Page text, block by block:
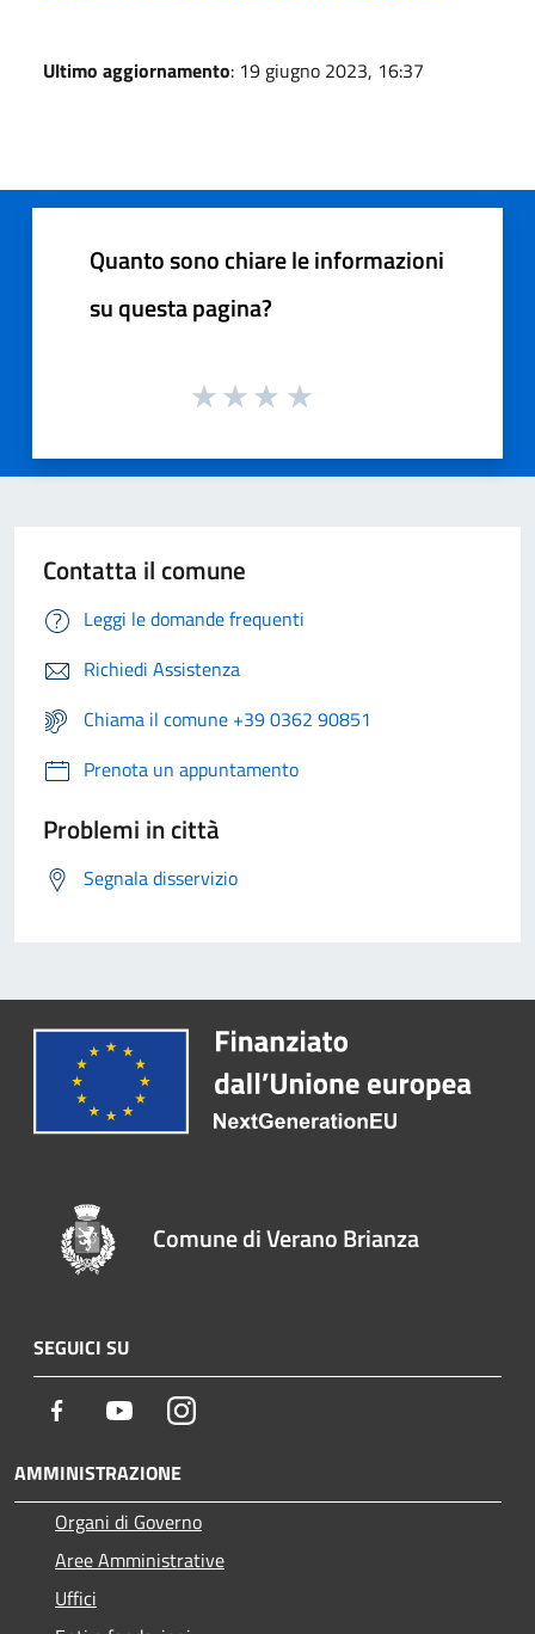
Ultimo aggiornamento: 19 giugno 2023, 16:37
Quanto sono chiare le informazioni
su questa pagina?
Contatta il comune
Leggi le domande frequenti
Richiedi Assistenza
Chiama il comune +39 0362 90851
Prenota un appuntamento
Problemi in città
Segnala disservizio
Comune di Verano Brianza
SEGUICI SU
Facebook YoutubeInstagram
AMMINISTRAZIONE
Organi di Governo
Aree Amministrative
Uffici